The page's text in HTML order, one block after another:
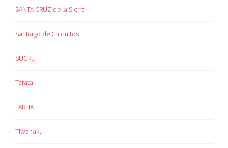
SANTA CRUZ de la Sierra
Santiago de Chiquitos
SUCRE
Tarata
TARIJA
Tiwanaku